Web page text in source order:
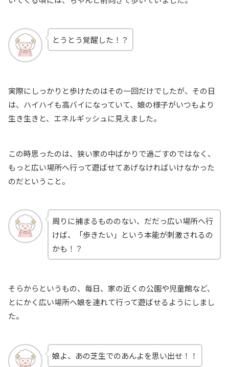
とうとう覚醒した！？
実際にしっかりと歩けたのはその一回だけでしたが、その日
は、ハイハイも高バイになっていて、娘の様子がいつもより
生き生きと、エネルギッシュに見えました。
この時思ったのは、狭い家の中ばかりで過ごすのではなく、
もっと広い場所へ行って遊ばせてあげなければいけなかった
のだということ。
周りに捕まるもののない、だだっ広い場所へ行
けば、「歩きたい」という本能が刺激されるの
かも！？
そらからというもの、毎日、家の近くの公園や児童館など、
とにかく広い場所へ娘を連れて行って遊ばせるようにしまし
た。
娘よ、あの芝生でのあんよを思い出せ！！